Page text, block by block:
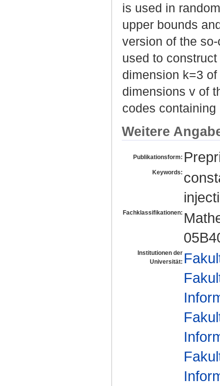
is used in
upper bounds
version of the
used to
dimension k=3
dimensions v of
codes
Weitere
Publikationsform:
Keywords:
Fachklassifikationen:
Institutionen der
Universität: